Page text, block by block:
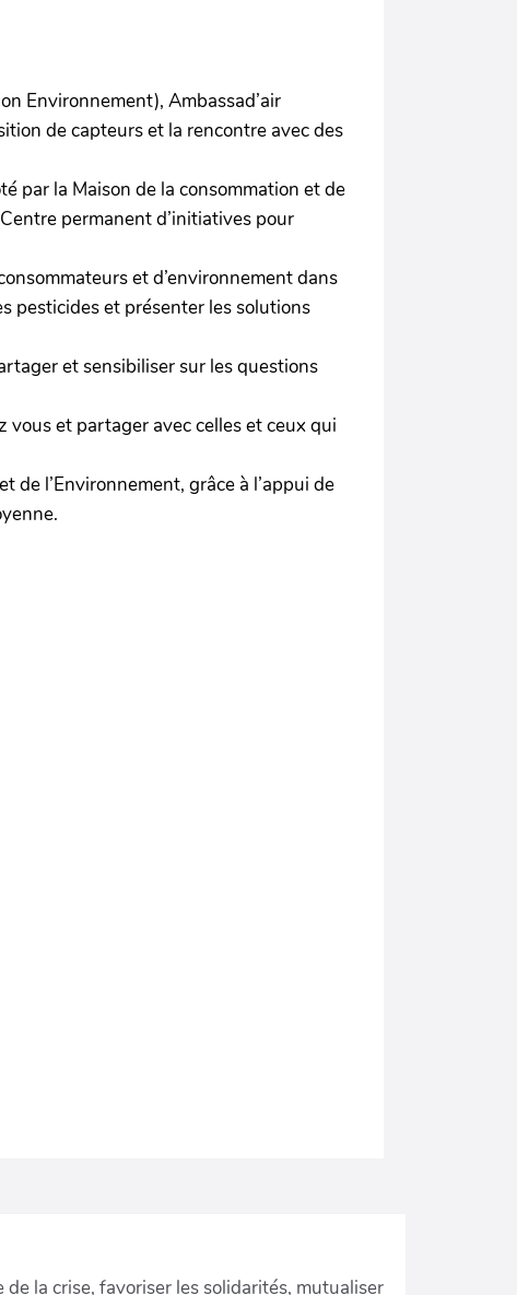
Environnement), Ambassad’air
de capteurs et la rencontre avec des
par la Maison de la consommation et de
permanent d’initiatives pour
et d’environnement dans
pesticides et présenter les solutions
et sensibiliser sur les questions
vous et partager avec celles et ceux qui
de l’Environnement, grâce à l’appui de